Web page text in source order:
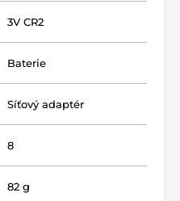
kterou jiné ohradníky
pouze minimální
zejména, pokud je malý
nastavitelná na
3V CR2
Baterie
Síťový adaptér
8
82 g